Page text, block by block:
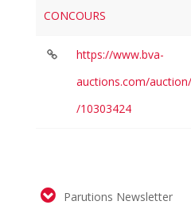
CONCOURS
https://www.bva-
auctions.com/
/10303424
Parutions Newsletter